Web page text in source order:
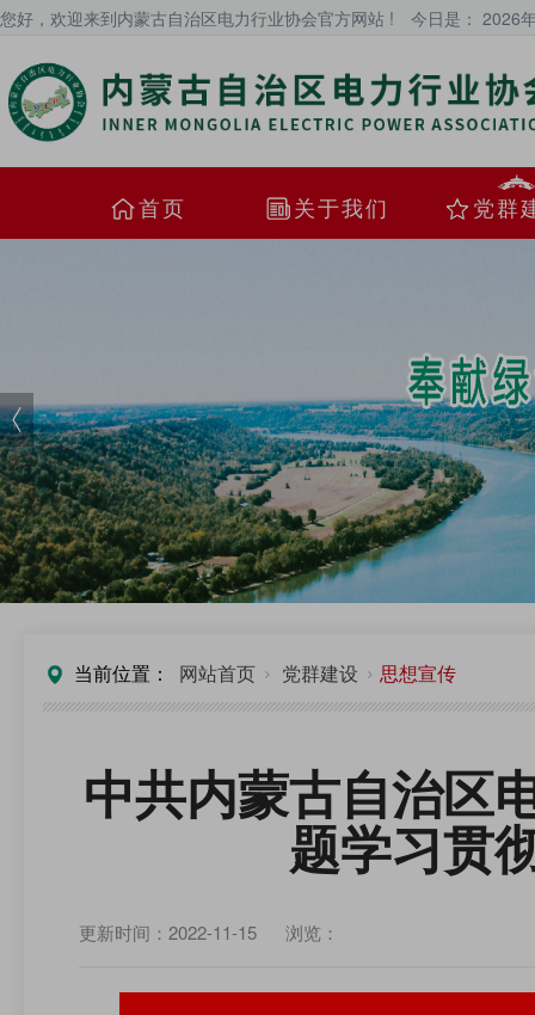
您好，欢迎来到内蒙古自治区电力行业协会官方网站 ! 今日是： 2026
首页 关于我们 党群
当前位置： 网站首页 党群建设 思想宣传
中共内蒙古自治区
题学习贯
更新时间：2022-11-15 浏览：